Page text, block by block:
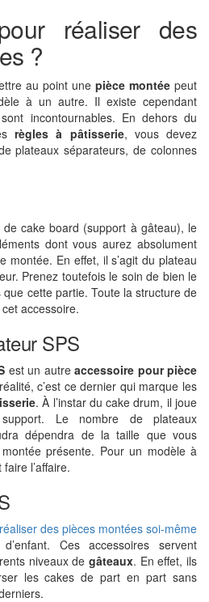
réaliser des
?
au point une pièce montée peut
à un autre. Il existe cependant
incontournables. En dehors du
règles à pâtisserie, vous devez
plateaux séparateurs, de colonnes
cake board (support à gâteau), le
dont vous aurez absolument
montée. En effet, il s’agit du plateau
Prenez toutefois le soin de bien le
cette partie. Toute la structure de
accessoire.
SPS
est un autreaccessoire pour pièce
c’est ce dernier qui marque les
. À l’instar du cake drum, il joue
Le nombre de plateaux
dépendra de la taille que vous
présente. Pour un modèle à
l’affaire.
réaliser des pièces montées soi-même
Ces accessoires servent
niveaux de gâteaux. En effet, ils
les cakes de part en part sans